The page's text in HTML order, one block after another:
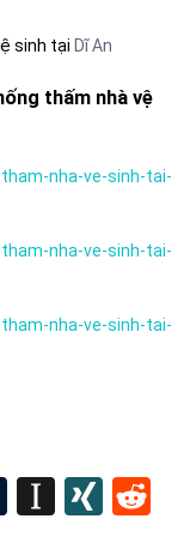
sinh tại Dĩ An
thấm nhà vệ
nha-ve-sinh-tai-
nha-ve-sinh-tai-
nha-ve-sinh-tai-
Tumblr